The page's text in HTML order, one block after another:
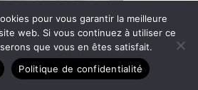
pour vous garantir la meilleure
web. Si vous continuez à utiliser ce
que vous en êtes satisfait.
Politique de confidentialité